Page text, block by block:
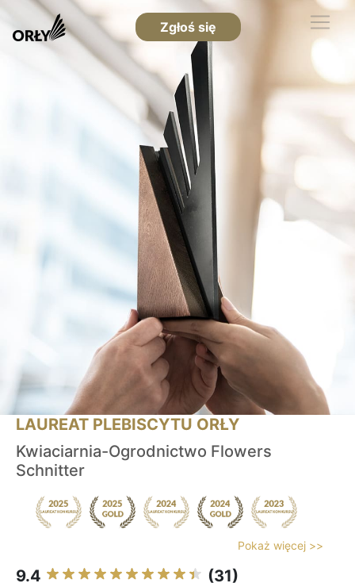
Zgłoś się
LAUREAT PLEBISCYTU ORŁY
Kwiaciarnia-Ogrodnictwo Flowers
Schnitter
Pokaż więcej >>
9.4 (31)